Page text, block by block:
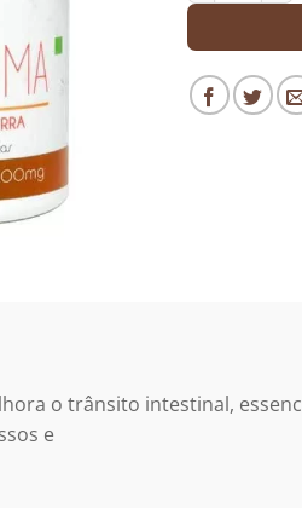
o trânsito intestinal,
e